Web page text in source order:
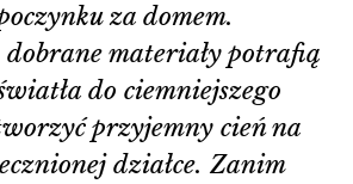
za domem.
materiały potrafią
do ciemniejszego
przyjemny cień na
działce. Zanim